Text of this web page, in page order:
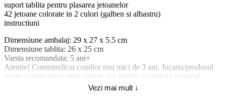
suport tablita pentru plasarea jetoanelor
42 jetoane colorate in 2 culori (galben si albastru)
instructiuni
Dimensiune ambalaj: 29 x 27 x 5.5 cm
Dimensiune tablita: 26 x 25 cm
Varsta recomandata: 5 ani+
Atentie! Contraindicat copiilor mai mici de 3 ani. Jucaria/produsul
poate contine piese mici care se pot inghiti sau inhala existand
pericolul de sufocare sau nu este potrivita copiilor mai mici de 3 ani.
Vezi mai mult ↓